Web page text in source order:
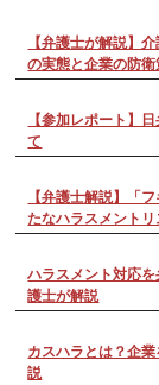
【弁護士が解説】
の実態と企業の防衛
【参加レポート】
て
【弁護士解説】「
たなハラスメント
ハラスメント対応
護士が解説
カスハラとは？企
説